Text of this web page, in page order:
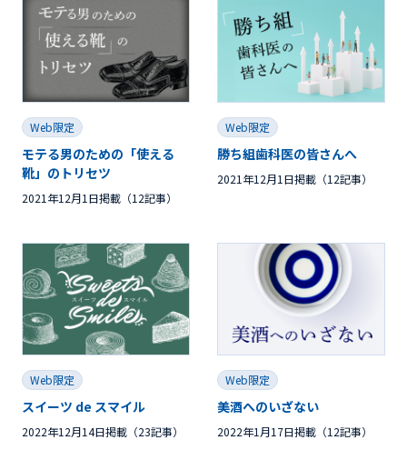
Web限定
モテる男のための「使える
靴」のトリセツ
2021年12月1日掲載（12記事）
Web限定
勝ち組歯科医の皆さんへ
2021年12月1日掲載（12記事）
Web限定
スイーツ de スマイル
2022年12月14日掲載（23記事）
Web限定
美酒へのいざない
2022年1月17日掲載（12記事）